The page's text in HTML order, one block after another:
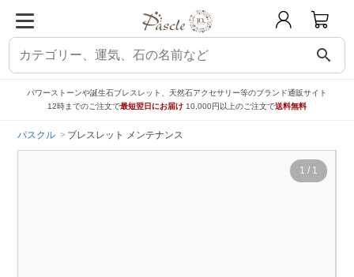
search
パワーストーンや誕生石ブレスレット、天然石アクセサリー等のブランド通販サイト
12時までのご注文で最短翌日にお届け 10,000円以上のご注文で送料無料
パスクル ブレスレット メンテナンス
1 / 1